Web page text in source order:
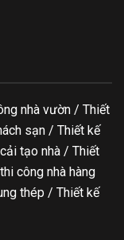
nhà vườn / Thiết
sạn / Thiết kế
tạo nhà / Thiết
công nhà hàng
thép / Thiết kế